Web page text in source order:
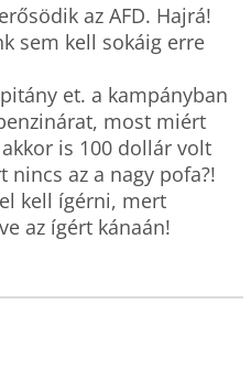
az AFD. Hajrá!
sem kell sokáig erre
et. a kampányban
most miért
is 100 dollár volt
az a nagy pofa?!
kell ígérni, mert
az ígért kánaán!